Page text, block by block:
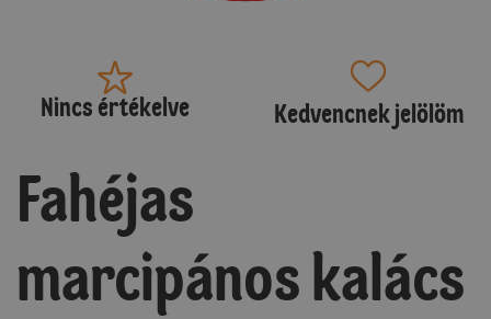
Nincs értékelve Kedvencnek jelölöm
Fahéjas
marcipános kalács